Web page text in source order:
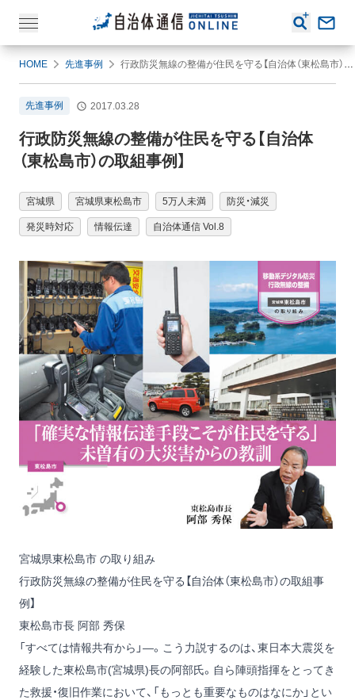
HOME 先進事例 行政防災無線の整備が住民を守る【自治体（東松島市）の取組事例】
先進事例 2017.03.28
行政防災無線の整備が住民を守る【自治体
（東松島市）の取組事例】
宮城県 宮城県東松島市 5万人未満 防災・減災
発災時対応 情報伝達 自治体通信 Vol.8
宮城県東松島市 の取り組み
行政防災無線の整備が住民を守る【自治体（東松島市）の取組事
例】
東松島市長 阿部 秀保
「すべては情報共有から」―。こう力説するのは、東日本大震災を
経験した東松島市(宮城県)長の阿部氏。自ら陣頭指揮をとってき
た救援・復旧作業において、「もっとも重要なものはなにか」とい